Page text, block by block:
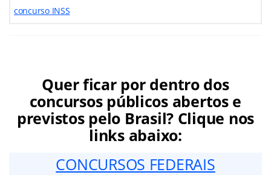
concurso INSS
Quer ficar por dentro dos
concursos públicos abertos e
previstos pelo Brasil? Clique nos
links abaixo:
CONCURSOS FEDERAIS